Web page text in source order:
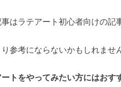
はラテアート初心者向けの記
参考にならないかもしれませ
トをやってみたい方にはおす